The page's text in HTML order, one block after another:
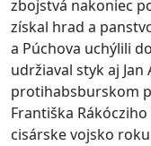
zbojstvá nakoniec
získal hrad a
a Púchova uchýlili
udržiaval styk aj
protihabsburskom
Františka
cisárske vojsko